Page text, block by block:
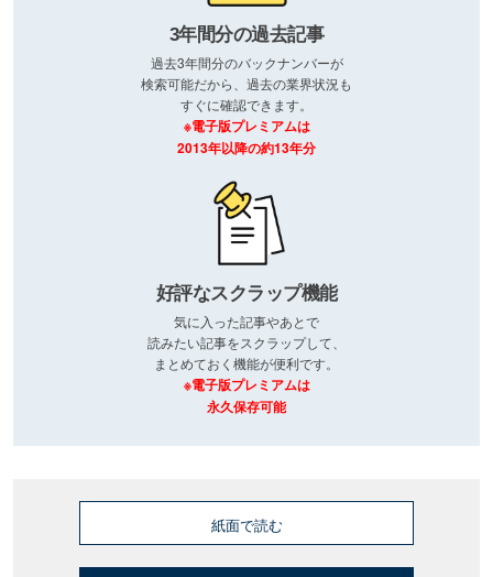
3年間分の過去記事
過去3年間分のバックナンバーが
検索可能だから、過去の業界状況も
すぐに確認できます。
※電子版プレミアムは
2013年以降の約13年分
好評なスクラップ機能
気に入った記事やあとで
読みたい記事をスクラップして、
まとめておく機能が便利です。
※電子版プレミアムは
永久保存可能
紙面で読む